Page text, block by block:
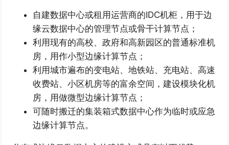
自建数据中心或租用运营商的IDC机柜，用于边
缘云数据中心的管理节点或骨干计算节点；
利用现有的高校、政府和高新园区的普通标准机
房，用作小型边缘计算节点；
利用城市遍布的变电站、地铁站、充电站、高速
收费站、小区机房等的富余空间，建设模块化机
房，用做微型边缘计算节点；
可随时搬迁的集装箱式数据中心作为临时或应急
边缘计算节点。